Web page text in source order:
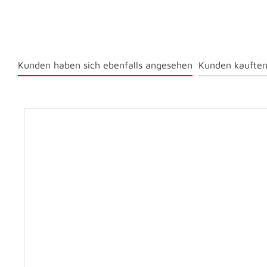
Kunden haben sich ebenfalls angesehen Kunden